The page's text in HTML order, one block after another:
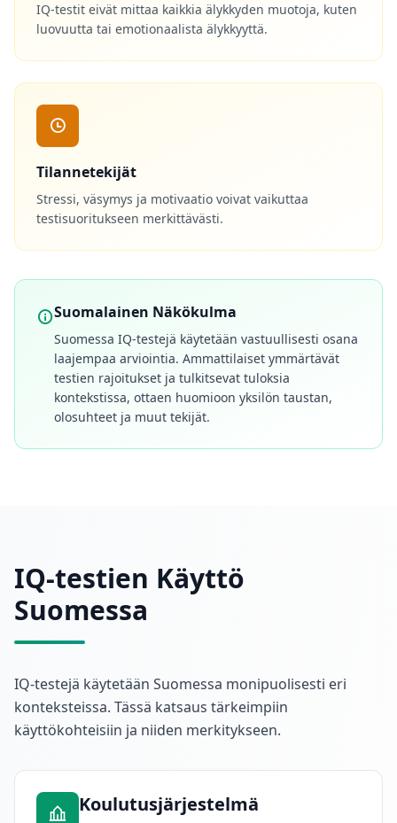
IQ-testit eivät mittaa kaikkia älykkyden muotoja, kuten
luovuutta tai emotionaalista älykkyyttä.
Tilannetekijät
Stressi, väsymys ja motivaatio voivat vaikuttaa
testisuoritukseen merkittävästi.
Suomalainen Näkökulma
Suomessa IQ-testejä käytetään vastuullisesti osana
laajempaa arviointia. Ammattilaiset ymmärtävät
testien rajoitukset ja tulkitsevat tuloksia
kontekstissa, ottaen huomioon yksilön taustan,
olosuhteet ja muut tekijät.
IQ-testien Käyttö
Suomessa
IQ-testejä käytetään Suomessa monipuolisesti eri
konteksteissa. Tässä katsaus tärkeimpiin
käyttökohteisiin ja niiden merkitykseen.
Koulutusjärjestelmä